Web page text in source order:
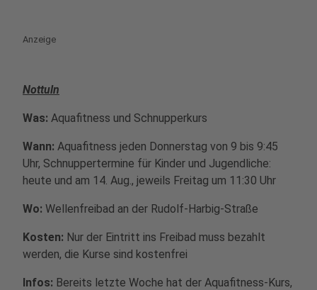
Anzeige
Nottuln
Was: Aquafitness und Schnupperkurs
Wann: Aquafitness jeden Donnerstag von 9 bis 9:45
Uhr, Schnuppertermine für Kinder und Jugendliche:
heute und am 14. Aug., jeweils Freitag um 11:30 Uhr
Wo: Wellenfreibad an der Rudolf-Harbig-Straße
Kosten: Nur der Eintritt ins Freibad muss bezahlt
werden, die Kurse sind kostenfrei
Infos: Bereits letzte Woche hat der Aquafitness-Kurs,